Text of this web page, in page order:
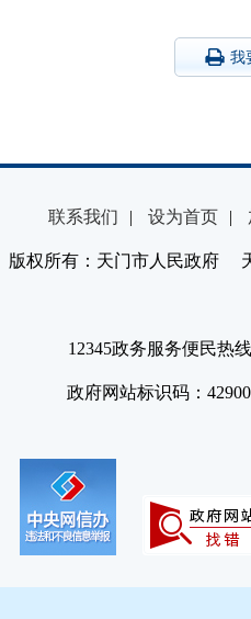
我
联系我们 | 设为首页 |
版权所有：天门市人民政府
12345政务服务便民热
政府网站标识码：